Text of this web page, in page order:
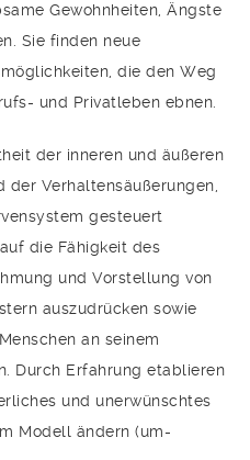
Gewohnheiten, Ängste
Sie finden neue
die den Weg
und Privatleben ebnen.
der inneren und äußeren
der Verhaltensäußerungen,
gesteuert
die Fähigkeit des
und Vorstellung von
auszudrücken sowie
an seinem
Durch Erfahrung etablieren
und unerwünschtes
Modell ändern (um-